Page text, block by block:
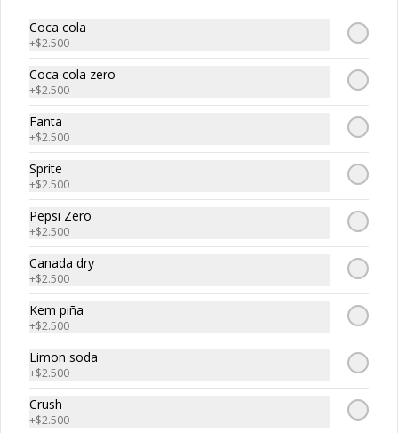
Anguila asada en huevo cremoso con
arroz
$15.800
Conócenos
Av Libertador Bernardo O'Higgin's 2548, Santiago.
Términos y condiciones
Política de privacidad
Coca cola
+$2.500
Coca cola zero
+$2.500
Fanta
+$2.500
Sprite
+$2.500
Pepsi Zero
+$2.500
Canada dry
+$2.500
Kem piña
+$2.500
Limon soda
+$2.500
Crush
+$2.500